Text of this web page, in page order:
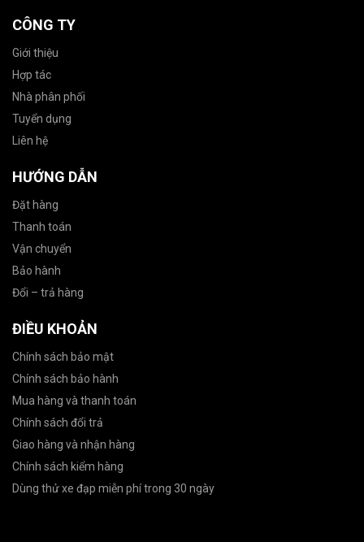
CÔNG TY
Giới thiệu
Hợp tác
Nhà phân phối
Tuyển dụng
Liên hệ
HƯỚNG DẪN
Đặt hàng
Thanh toán
Vận chuyển
Bảo hành
Đổi – trả hàng
ĐIỀU KHOẢN
Chính sách bảo mật
Chính sách bảo hành
Mua hàng và thanh toán
Chính sách đổi trả
Giao hàng và nhận hàng
Chính sách kiểm hàng
Dùng thử xe đạp miễn phí trong 30 ngày